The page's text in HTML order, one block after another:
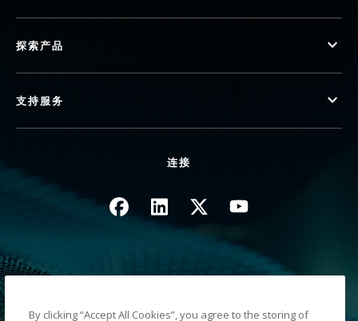
探索产品
支持服务
连接
图像 图像 图像 图像
By clicking “Accept All Cookies”, you agree to the storing of